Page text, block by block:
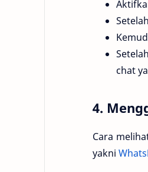
chat
4.
Cara
yakni